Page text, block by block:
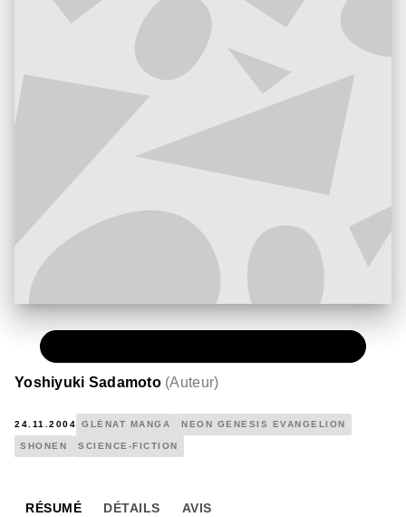
Yoshiyuki Sadamoto (Auteur)
24.11.2004 GLÉNAT MANGA NEON GENESIS EVANGELION
SHONEN SCIENCE-FICTION
RÉSUMÉ DÉTAILS AVIS